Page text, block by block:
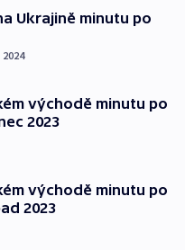
Ukrajině minutu po
2024
východě minutu po
2023
východě minutu po
2023